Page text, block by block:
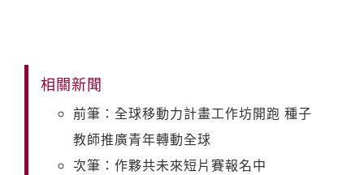
相關新聞
前筆：全球移動力計畫工作坊開跑 種子
教師推廣青年轉動全球
次筆：作夥共未來短片賽報名中